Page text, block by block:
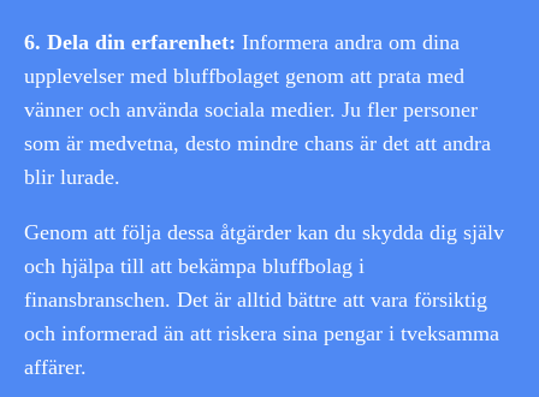
6. Dela din erfarenhet: Informera andra om dina
upplevelser med bluffbolaget genom att prata med
vänner och använda sociala medier. Ju fler personer
som är medvetna, desto mindre chans är det att andra
blir lurade.
Genom att följa dessa åtgärder kan du skydda dig själv
och hjälpa till att bekämpa bluffbolag i
finansbranschen. Det är alltid bättre att vara försiktig
och informerad än att riskera sina pengar i tveksamma
affärer.